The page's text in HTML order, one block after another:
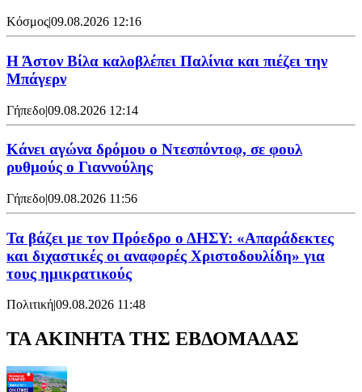
Κόσμος|09.08.2026 12:16
Η Άστον Βίλα καλοβλέπει Παλίνια και πιέζει την
Μπάγερν
Γήπεδο|09.08.2026 12:14
Kάνει αγώνα δρόμου ο Ντεσπόντοφ, σε φουλ
ρυθμούς ο Γιαννούλης
Γήπεδο|09.08.2026 11:56
Τα βάζει με τον Πρόεδρο ο ΔΗΣΥ: «Απαράδεκτες
και διχαστικές οι αναφορές Χριστοδουλίδη» για
τους ημικρατικούς
Πολιτική|09.08.2026 11:48
ΤΑ ΑΚΙΝΗΤΑ ΤΗΣ ΕΒΔΟΜΑΔΑΣ